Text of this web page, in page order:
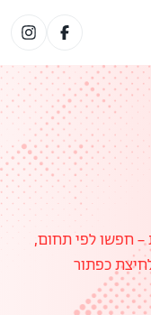
חפשו לפי תחום,
כפתור